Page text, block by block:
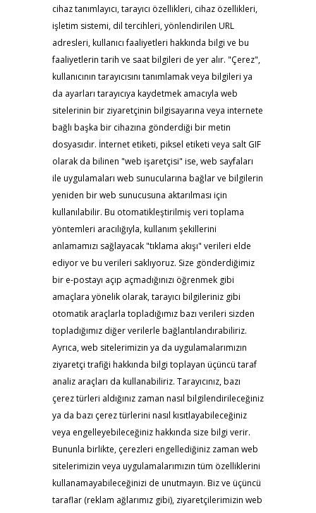
cihaz tanımlayıcı, tarayıcı özellikleri, cihaz özellikleri,
işletim sistemi, dil tercihleri, yönlendirilen URL
adresleri, kullanıcı faaliyetleri hakkında bilgi ve bu
faaliyetlerin tarih ve saat bilgileri de yer alır. "Çerez",
kullanıcının tarayıcısını tanımlamak veya bilgileri ya
da ayarları tarayıcıya kaydetmek amacıyla web
sitelerinin bir ziyaretçinin bilgisayarına veya internete
bağlı başka bir cihazına gönderdiği bir metin
dosyasıdır. İnternet etiketi, piksel etiketi veya salt GIF
olarak da bilinen "web işaretçisi" ise, web sayfaları
ile uygulamaları web sunucularına bağlar ve bilgilerin
yeniden bir web sunucusuna aktarılması için
kullanılabilir. Bu otomatikleştirilmiş veri toplama
yöntemleri aracılığıyla, kullanım şekillerini
anlamamızı sağlayacak "tıklama akışı" verileri elde
ediyor ve bu verileri saklıyoruz. Size gönderdiğimiz
bir e-postayı açıp açmadığınızı öğrenmek gibi
amaçlara yönelik olarak, tarayıcı bilgileriniz gibi
otomatik araçlarla topladığımız bazı verileri sizden
topladığımız diğer verilerle bağlantılandırabiliriz.
Ayrıca, web sitelerimizin ya da uygulamalarımızın
ziyaretçi trafiği hakkında bilgi toplayan üçüncü taraf
analiz araçları da kullanabiliriz. Tarayıcınız, bazı
çerez türleri aldığınız zaman nasıl bilgilendirileceğiniz
ya da bazı çerez türlerini nasıl kısıtlayabileceğiniz
veya engelleyebileceğiniz hakkında size bilgi verir.
Bununla birlikte, çerezleri engellediğiniz zaman web
sitelerimizin veya uygulamalarımızın tüm özelliklerini
kullanamayabileceğinizi de unutmayın. Biz ve üçüncü
taraflar (reklam ağlarımız gibi), ziyaretçilerimizin web